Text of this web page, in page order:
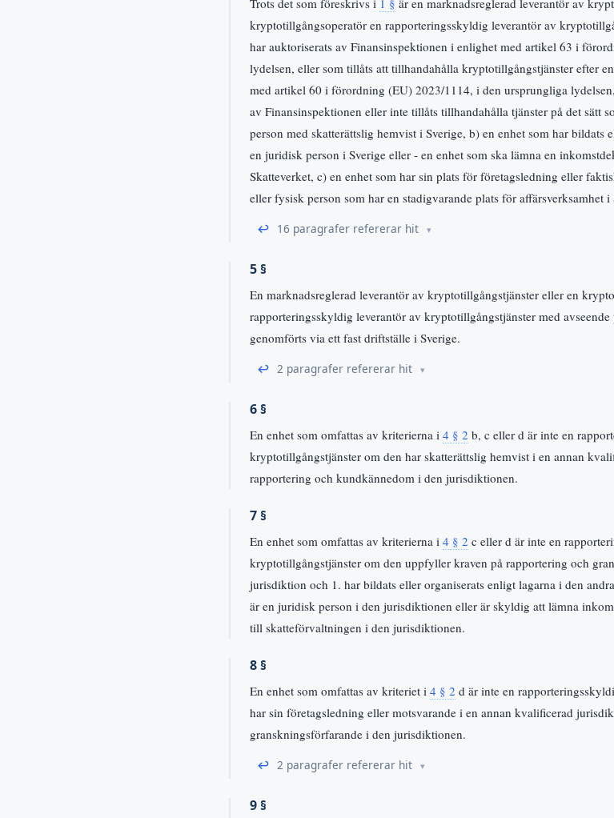
Trots det som föreskrivs i 1 § är en marknadsreglerad leverantör av
kryptotillgångsoperatör en rapporteringsskyldig leverantör av
har auktoriserats av Finansinspektionen i enlighet med artikel 63 i
lydelsen, eller som tillåts att tillhandahålla kryptotillgångstjänster efter
med artikel 60 i förordning (EU) 2023/1114, i den ursprungliga
av Finansinspektionen eller inte tillåts tillhandahålla tjänster på det sätt
person med skatterättslig hemvist i Sverige, b) en enhet som har bildats
en juridisk person i Sverige eller - en enhet som ska lämna en
Skatteverket, c) en enhet som har sin plats för företagsledning eller
eller fysisk person som har en stadigvarande plats för affärsverksamhet i
↩ 16 paragrafer refererar hit
5 §
En marknadsreglerad leverantör av kryptotillgångstjänster eller en
rapporteringsskyldig leverantör av kryptotillgångstjänster med
genomförts via ett fast driftställe i Sverige.
↩ 2 paragrafer refererar hit
6 §
En enhet som omfattas av kriterierna i 4 § 2 b, c eller d är inte en
kryptotillgångstjänster om den har skatterättslig hemvist i en annan
rapportering och kundkännedom i den jurisdiktionen.
7 §
En enhet som omfattas av kriterierna i 4 § 2 c eller d är inte en
kryptotillgångstjänster om den uppfyller kraven på rapportering och
jurisdiktion och 1. har bildats eller organiserats enligt lagarna i den
är en juridisk person i den jurisdiktionen eller är skyldig att lämna
till skatteförvaltningen i den jurisdiktionen.
8 §
En enhet som omfattas av kriteriet i 4 § 2 d är inte en
har sin företagsledning eller motsvarande i en annan kvalificerad
granskningsförfarande i den jurisdiktionen.
↩ 2 paragrafer refererar hit
9 §